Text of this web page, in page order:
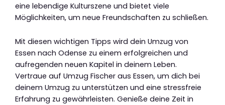
eine lebendige Kulturszene und bietet viele
Möglichkeiten, um neue Freundschaften zu schließen.
Mit diesen wichtigen Tipps wird dein Umzug von
Essen nach Odense zu einem erfolgreichen und
aufregenden neuen Kapitel in deinem Leben.
Vertraue auf Umzug Fischer aus Essen, um dich bei
deinem Umzug zu unterstützen und eine stressfreie
Erfahrung zu gewährleisten. Genieße deine Zeit in